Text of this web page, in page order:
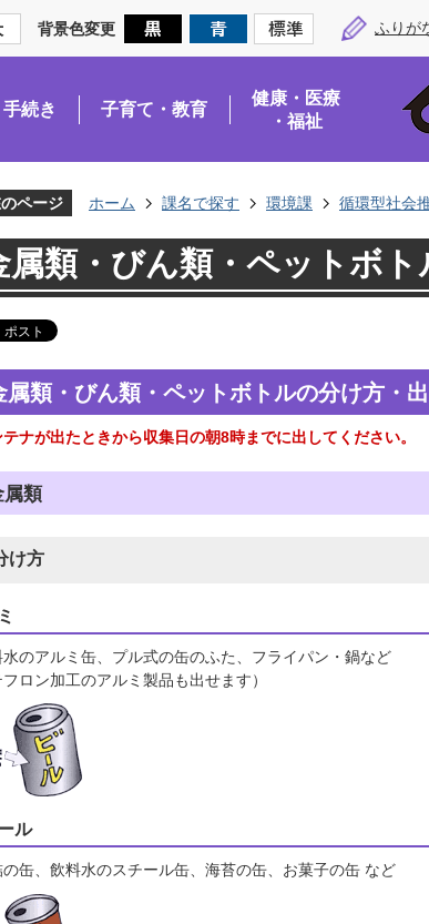
背景色変更 ふりが
続き 子育て・教育
健康・医療
・福祉
ページ ホーム 課名で探す 環境課 循環型社会
属類・びん類・ペットボト
属類・びん類・ペットボトルの分け方・
テナが出たときから収集日の朝8時までに出してください。
属類
け方
水のアルミ缶、プル式の缶のふた、フライパン・鍋など
フロン加工のアルミ製品も出せます）
ル
の缶、飲料水のスチール缶、海苔の缶、お菓子の缶 など